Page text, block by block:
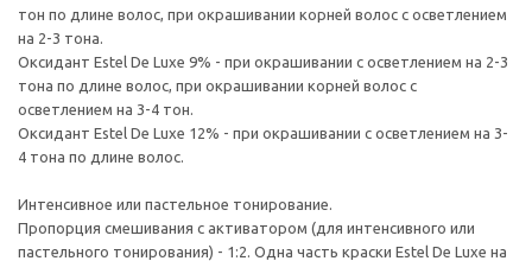
тон по длине волос, при окрашивании корней волос с осветлением
на 2-3 тона.
Оксидант Estel De Luxe 9% - при окрашивании с осветлением на 2-3
тона по длине волос, при окрашивании корней волос с
осветлением на 3-4 тон.
Оксидант Estel De Luxe 12% - при окрашивании с осветлением на 3-
4 тона по длине волос.
Интенсивное или пастельное тонирование.
Пропорция смешивания с активатором (для интенсивного или
пастельного тонирования) - 1:2. Одна часть краски Estel De Luxe на